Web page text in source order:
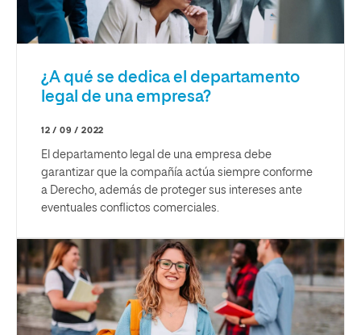
¿A qué se dedica el departamento
legal de una empresa?
12 / 09 / 2022
El departamento legal de una empresa debe
garantizar que la compañía actúa siempre conforme
a Derecho, además de proteger sus intereses ante
eventuales conflictos comerciales.